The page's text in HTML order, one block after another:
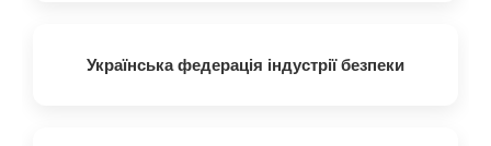
Українська федерація індустрії безпеки